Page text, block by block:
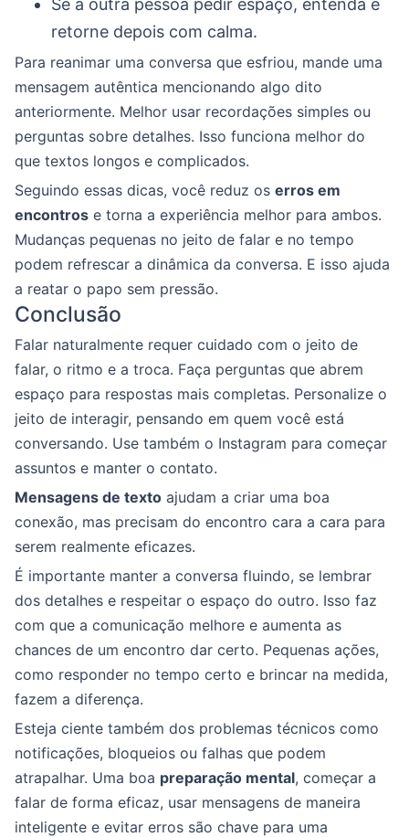
Se a outra pessoa pedir espaço, entenda e
retorne depois com calma.
Para reanimar uma conversa que esfriou, mande uma
mensagem autêntica mencionando algo dito
anteriormente. Melhor usar recordações simples ou
perguntas sobre detalhes. Isso funciona melhor do
que textos longos e complicados.
Seguindo essas dicas, você reduz os erros em
encontros e torna a experiência melhor para ambos.
Mudanças pequenas no jeito de falar e no tempo
podem refrescar a dinâmica da conversa. E isso ajuda
a reatar o papo sem pressão.
Conclusão
Falar naturalmente requer cuidado com o jeito de
falar, o ritmo e a troca. Faça perguntas que abrem
espaço para respostas mais completas. Personalize o
jeito de interagir, pensando em quem você está
conversando. Use também o Instagram para começar
assuntos e manter o contato.
Mensagens de texto ajudam a criar uma boa
conexão, mas precisam do encontro cara a cara para
serem realmente eficazes.
É importante manter a conversa fluindo, se lembrar
dos detalhes e respeitar o espaço do outro. Isso faz
com que a comunicação melhore e aumenta as
chances de um encontro dar certo. Pequenas ações,
como responder no tempo certo e brincar na medida,
fazem a diferença.
Esteja ciente também dos problemas técnicos como
notificações, bloqueios ou falhas que podem
atrapalhar. Uma boa preparação mental, começar a
falar de forma eficaz, usar mensagens de maneira
inteligente e evitar erros são chave para uma